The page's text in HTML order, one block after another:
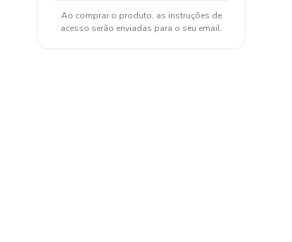
Ao comprar o produto, as instruções de
acesso serão enviadas para o seu email.